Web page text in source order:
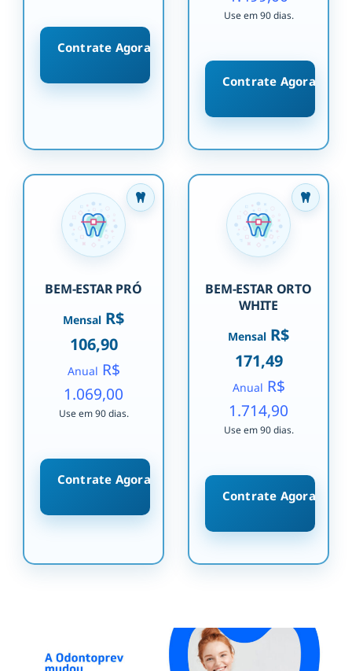
Contrate Agora
Use em 90 dias.
Contrate Agora
BEM-ESTAR PRÓ
Mensal R$
106,90
Anual R$
1.069,00
Use em 90 dias.
Contrate Agora
BEM-ESTAR ORTO
WHITE
Mensal R$
171,49
Anual R$
1.714,90
Use em 90 dias.
Contrate Agora